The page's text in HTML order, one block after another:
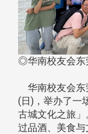
◎华南校友会东
华南校友会东
(日)，举办了一
古城文化之旅
过品酒、美食